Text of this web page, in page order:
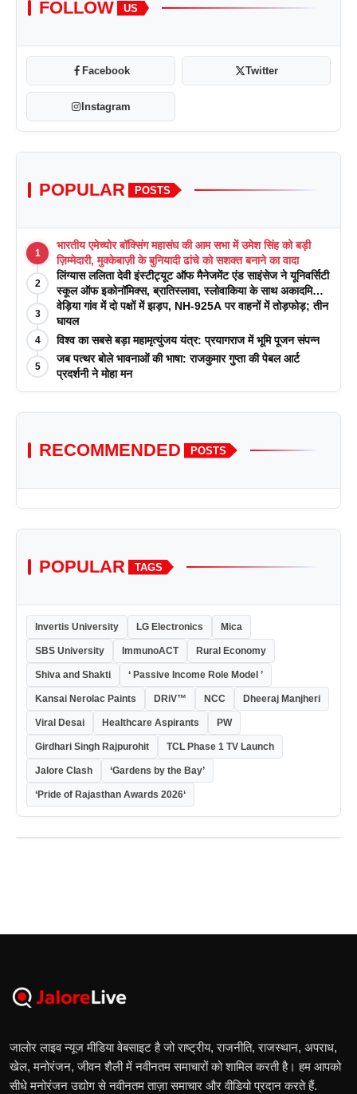
FOLLOW US
Facebook Twitter
Instagram
POPULAR POSTS
1
भारतीय एमेच्योर बॉक्सिंग महासंघ की आम सभा में उमेश सिंह को बड़ी
ज़िम्मेदारी, मुक्केबाज़ी के बुनियादी ढांचे को सशक्त बनाने का वादा
2
लिंग्यास ललिता देवी इंस्टीट्यूट ऑफ मैनेजमेंट एंड साइंसेज ने यूनिवर्सिटी
स्कूल ऑफ इकोनॉमिक्स, ब्रातिस्लावा, स्लोवाकिया के साथ अकादमिक
पत्रिकाओं में प्रकाशन रणनीतियों पर एक दिवसीय कार्यशाला का
आयोजन किया
3
वेड़िया गांव में दो पक्षों में झड़प, NH-925A पर वाहनों में तोड़फोड़; तीन
घायल
4 विश्व का सबसे बड़ा महामृत्युंजय यंत्र: प्रयागराज में भूमि पूजन संपन्न
5
जब पत्थर बोले भावनाओं की भाषा: राजकुमार गुप्ता की पेबल आर्ट
प्रदर्शनी ने मोहा मन
RECOMMENDED POSTS
POPULAR TAGS
Invertis University LG Electronics Mica
SBS University ImmunoACT Rural Economy
Shiva and Shakti ‘ Passive Income Role Model ’
Kansai Nerolac Paints DRiV™ NCC Dheeraj Manjheri
Viral Desai Healthcare Aspirants PW
Girdhari Singh Rajpurohit TCL Phase 1 TV Launch
Jalore Clash ‘Gardens by the Bay’
‘Pride of Rajasthan Awards 2026‘
जालोर लाइव न्यूज मीडिया वेबसाइट है जो राष्ट्रीय, राजनीति, राजस्थान, अपराध,
खेल, मनोरंजन, जीवन शैली में नवीनतम समाचारों को शामिल करती है। हम आपको
सीधे मनोरंजन उद्योग से नवीनतम ताज़ा समाचार और वीडियो प्रदान करते हैं.